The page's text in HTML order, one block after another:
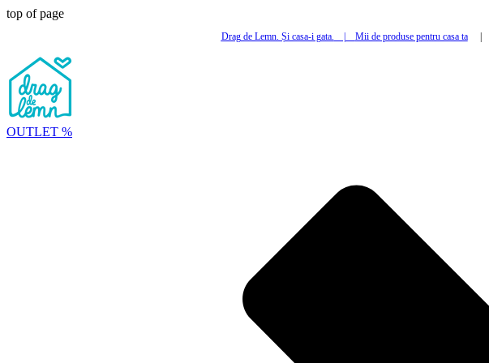
top of page
Drag de Lemn. Și casa-i gata. Mii de produse pentru casa ta|
OUTLET %